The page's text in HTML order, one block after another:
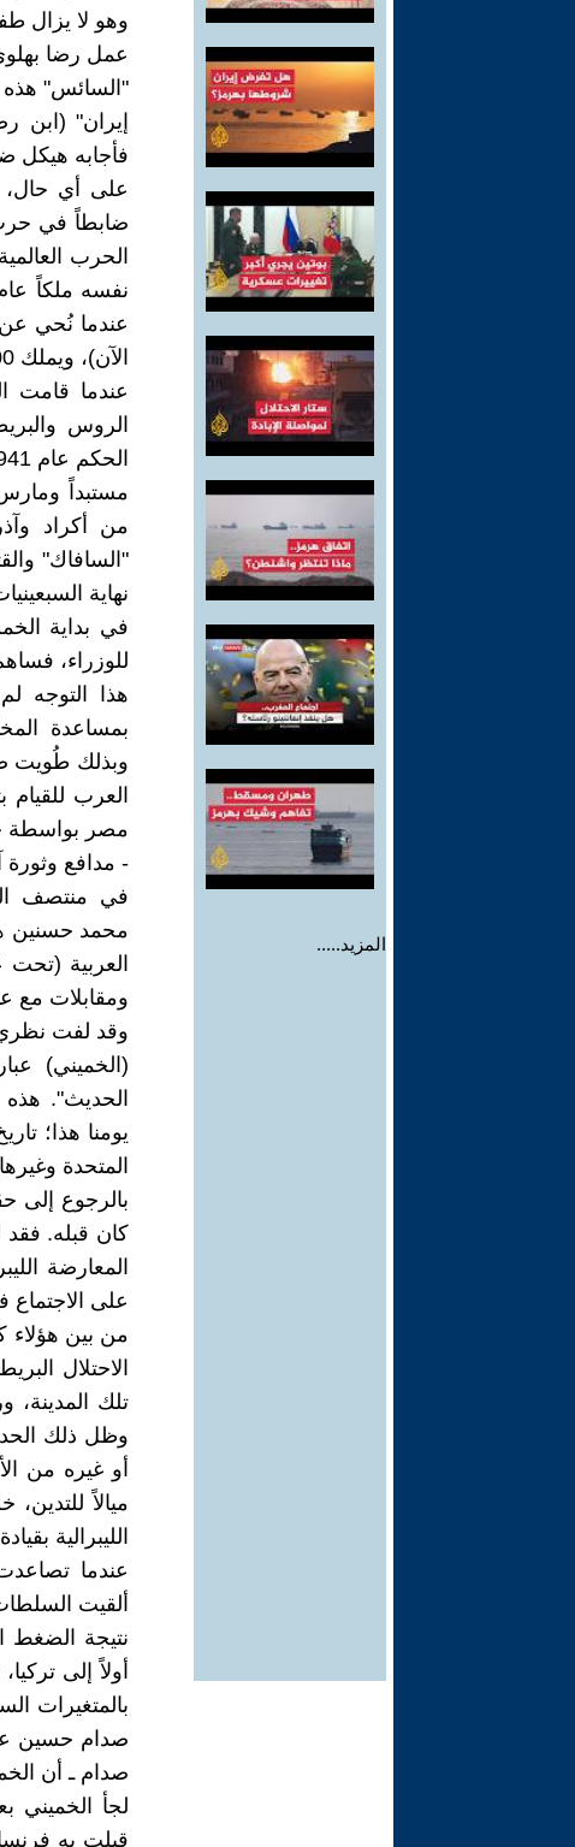
المزيد.....
وهو لا يزال
عمل رضا
"السائس"
فأجابه هيكل
على أي حال،
ضابطاً في حرب
الآن)، ويملك 7000 قرية بفلاحيها.
عندما قامت
الروس
مستبداً
من أكراد
"السافاك"
نهاية
في بداية
للوزراء،
هذا التوجه
وبذلك طُويت
العرب
مصر بواسطة
- مدافع وثورة
في منتصف
محمد حسنين
العربية (تحت
ومقابلات مع
وقد لفت
(الخميني)
الحديث". هذه
يومنا هذا؛
المتحدة
بالرجوع إلى
كان قبله. فقد
المعارضة
على الاجتماع
من بين هؤلاء
الاحتلال
تلك المدينة،
وظل ذلك
أو غيره من
ميالاً
الليبرالية
عندما
ألقيت
نتيجة الضغط
بالمتغيرات
صدام حسين عن
صدام ـ أن
لجأ الخميني
قبلت به